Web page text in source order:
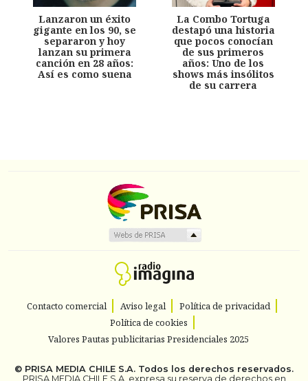
Lanzaron un éxito
gigante en los 90, se
separaron y hoy
lanzan su primera
canción en 28 años:
Así es como suena
La Combo Tortuga
destapó una historia
que pocos conocían
de sus primeros
años: Uno de los
shows más insólitos
de su carrera
Contacto comercial Aviso legal
Política de privacidad
Política de cookies
Valores Pautas publicitarias Presidenciales 2025
© PRISA MEDIA CHILE S.A. Todos los derechos reservados.
PRISA MEDIA CHILE S.A. expresa su reserva de derechos en